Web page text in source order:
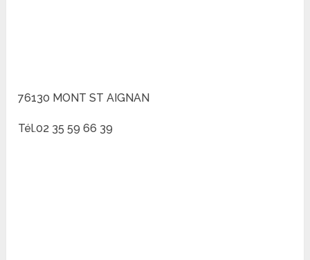
76130 MONT ST AIGNAN
Tél.02 35 59 66 39